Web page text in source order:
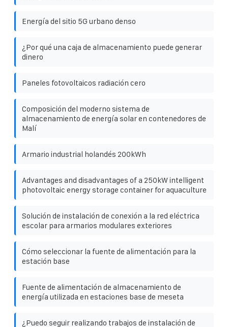
Energía del sitio 5G urbano denso
¿Por qué una caja de almacenamiento puede generar
dinero
Paneles fotovoltaicos radiación cero
Composición del moderno sistema de
almacenamiento de energía solar en contenedores de
Malí
Armario industrial holandés 200kWh
Advantages and disadvantages of a 250kW intelligent
photovoltaic energy storage container for aquaculture
Solución de instalación de conexión a la red eléctrica
escolar para armarios modulares exteriores
Cómo seleccionar la fuente de alimentación para la
estación base
Fuente de alimentación de almacenamiento de
energía utilizada en estaciones base de meseta
¿Puedo seguir realizando trabajos de instalación de